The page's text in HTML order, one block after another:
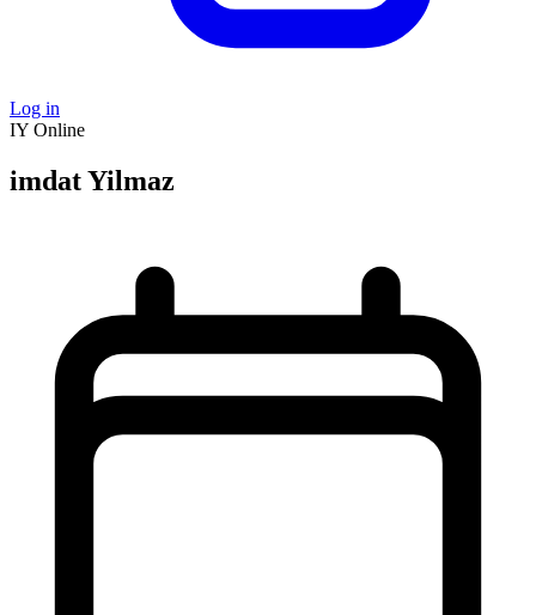
Log in
IY Online
imdat Yilmaz